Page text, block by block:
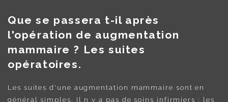
Que se passera t-il après
l'opération de augmentation
mammaire ? Les suites
opératoires.
Les suites d'une augmentation mammaire sont en
général simples. Il n y a pas de soins infirmiers ; les